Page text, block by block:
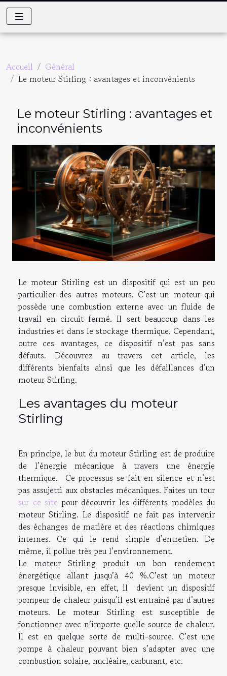
Accueil
Général
Le moteur Stirling : avantages et inconvénients
Le moteur Stirling : avantages et
inconvénients
Le moteur Stirling est un dispositif qui est un peu
particulier des autres moteurs. C’est un moteur qui
possède une combustion externe avec un fluide de
travail en circuit fermé. Il sert beaucoup dans les
industries et dans le stockage thermique. Cependant,
outre ces avantages, ce dispositif n’est pas sans
défauts. Découvrez au travers cet article, les
différents bienfaits ainsi que les défaillances d’un
moteur Stirling.
Les avantages du moteur
Stirling
En principe, le but du moteur Stirling est de produire
de l’énergie mécanique à travers une énergie
thermique. Ce processus se fait en silence et n’est
pas assujetti aux obstacles mécaniques. Faites un tour
sur ce site pour découvrir les différents modèles du
moteur Stirling. Le dispositif ne fait pas intervenir
des échanges de matière et des réactions chimiques
internes. Ce qui le rend simple d’entretien. De
même, il pollue très peu l’environnement.
Le moteur Stirling produit un bon rendement
énergétique allant jusqu’à 40 %.C’est un moteur
presque invisible, en effet, il devient un dispositif
pompeur de chaleur puisqu’il est entrainé par d’autres
moteurs. Le moteur Stirling est susceptible de
fonctionner avec n’importe quelle source de chaleur.
Il est en quelque sorte de multi-source. C’est une
pompe à chaleur pouvant bien s’adapter avec une
combustion solaire, nucléaire, carburant, etc.